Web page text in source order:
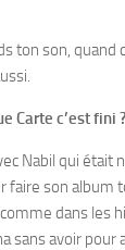
ton son, quand
Carte c’est fini ?
Nabil qui était
faire son album
dans les
sans avoir pour